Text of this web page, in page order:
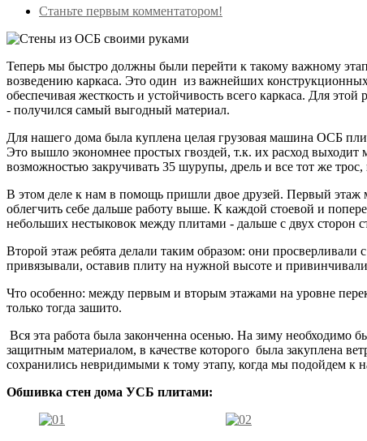
Станьте первым комментатором!
Теперь мы быстро должны были перейти к такому важному
возведению каркаса. Это один из важнейших
обеспечивая жесткость и устойчивость всего каркаса. Для
- получился самый выгодный материал.
Для нашего дома была куплена целая грузовая машина ОСБ
Это вышло экономнее простых гвоздей, т.к. их расход
возможностью закручивать 35 шурупы, дрель и все тот же
В этом деле к нам в помощь пришли двое друзей. Первый
облегчить себе дальше работу выше. К каждой стоевой и
небольших нестыковок между плитами - дальше с двух сторон
Второй этаж ребята делали таким образом: они
привязывали, оставив плиту на нужной высоте и
Что особенно: между первым и вторым этажами на уровне
только тогда зашито.
Вся эта работа была законченна осенью. На зиму необходимо
защитным материалом, в качестве которого была закуплена
сохранились невридимыми к тому этапу, когда мы подойдем к
Обшивка стен дома УСБ плитами: